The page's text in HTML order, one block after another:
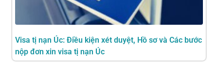
Visa tị nạn Úc: Điều kiện xét duyệt, Hồ sơ và Các bước
nộp đơn xin visa tị nạn Úc